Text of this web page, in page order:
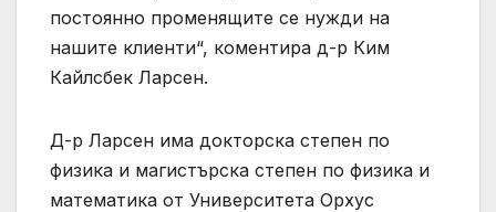
постоянно променящите се нужди на
нашите клиенти“, коментира д-р Ким
Кайлсбек Ларсен.
Д-р Ларсен има докторска степен по
физика и магистърска степен по физика и
математика от Университета Орхус